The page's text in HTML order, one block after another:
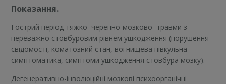
Показання.
Гострий період тяжкої черепно-мозкової травми з
переважно стовбуровим рівнем ушкодження (порушення
свідомості, коматозний стан, вогнищева півкульна
симптоматика, симптоми ушкодження стовбура мозку).
Дегенеративно-інволюційні мозкові психоорганічні